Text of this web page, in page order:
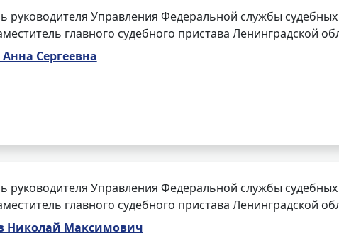
руководителя Управления Федеральной службы
главного судебного пристава Ленинградской
Сергеевна
руководителя Управления Федеральной службы
главного судебного пристава Ленинградской
Николай Максимович